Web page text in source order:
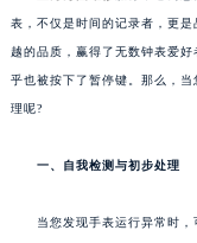
表，不仅是时间的记录者，更
越的品质，赢得了无数钟表爱
乎也被按下了暂停键。那么，
理呢?
一、自我检测与初步处理
当您发现手表运行异常时，